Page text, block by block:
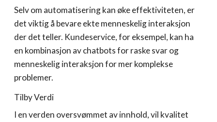
Selv om automatisering kan øke effektiviteten, er
det viktig å bevare ekte menneskelig interaksjon
der det teller. Kundeservice, for eksempel, kan ha
en kombinasjon av chatbots for raske svar og
menneskelig interaksjon for mer komplekse
problemer.
Tilby Verdi
I en verden oversvømmet av innhold, vil kvalitet